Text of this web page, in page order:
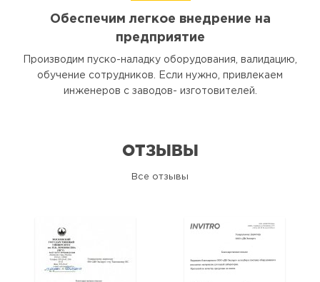
Обеспечим легкое внедрение на
предприятие
Производим пуско-наладку оборудования, валидацию,
обучение сотрудников. Если нужно, привлекаем
инженеров с заводов- изготовителей.
ОТЗЫВЫ
Все отзывы